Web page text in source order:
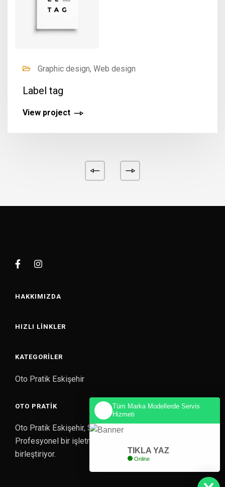
Graphic design, Web design
Label tag
View project
HAKKIMIZDA
HIZLI LINKLER
KATEGORILER
Oto Pratik Eskişehir
OTO PRATIK
Oto Pratik Eskişehir, Sabancı A.Ş altında Kurumsal ve
Profesyonel bir işletmede Experix ile güçlerini
birleştiriyor.
Tüm Marka Modellerde Servis
Hizmeti
TIKLA YAZ
Online